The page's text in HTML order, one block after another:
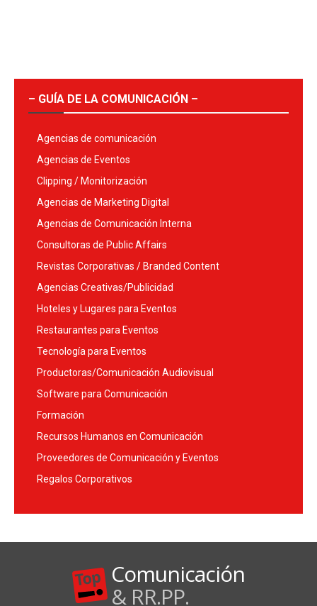
– GUÍA DE LA COMUNICACIÓN –
Agencias de comunicación
Agencias de Eventos
Clipping / Monitorización
Agencias de Marketing Digital
Agencias de Comunicación Interna
Consultoras de Public Affairs
Revistas Corporativas / Branded Content
Agencias Creativas/Publicidad
Hoteles y Lugares para Eventos
Restaurantes para Eventos
Tecnología para Eventos
Productoras/Comunicación Audiovisual
Software para Comunicación
Formación
Recursos Humanos en Comunicación
Proveedores de Comunicación y Eventos
Regalos Corporativos
Comunicación
& RR.PP.